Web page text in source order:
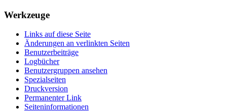
Werkzeuge
Links auf diese Seite
Änderungen an verlinkten Seiten
Benutzerbeiträge
Logbücher
Benutzergruppen ansehen
Spezialseiten
Druckversion
Permanenter Link
Seiten­­informationen